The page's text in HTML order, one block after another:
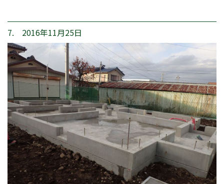
7. 2016年11月25日